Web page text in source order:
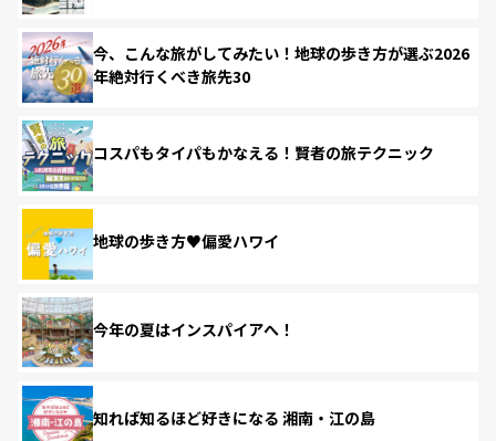
今、こんな旅がしてみたい！地球の歩き方が選ぶ2026
年絶対行くべき旅先30
コスパもタイパもかなえる！賢者の旅テクニック
地球の歩き方♥偏愛ハワイ
今年の夏はインスパイアへ！
知れば知るほど好きになる 湘南・江の島